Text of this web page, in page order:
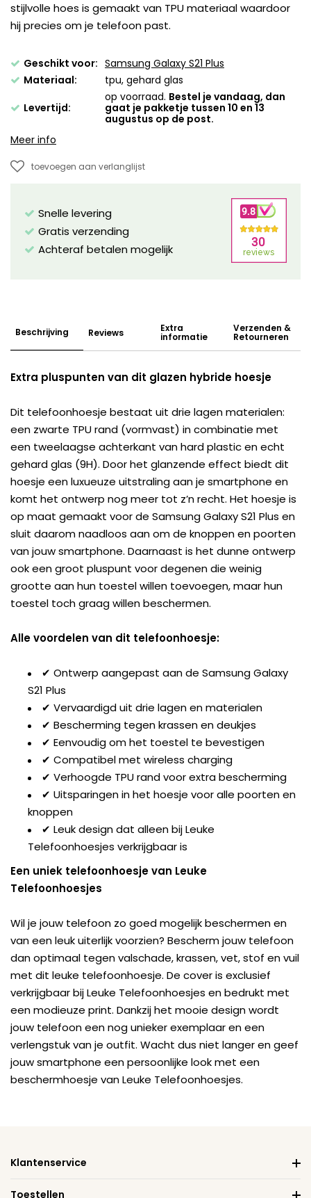
stijlvolle hoes is gemaakt van TPU materiaal waardoor
hij precies om je telefoon past.
Geschikt voor: Samsung Galaxy S21 Plus
Materiaal:
tpu, gehard glas
Levertijd:
op voorraad. Bestel je vandaag, dan
gaat je pakketje tussen 10 en 13
augustus op de post.
Meer info
toevoegen aan verlanglijst
Snelle levering
Gratis verzending
Achteraf betalen mogelijk
Beschrijving Reviews Extra
informatie
Verzenden &
Retourneren
Extra pluspunten van dit glazen hybride hoesje
Dit telefoonhoesje bestaat uit drie lagen materialen:
een zwarte TPU rand (vormvast) in combinatie met
een tweelaagse achterkant van hard plastic en echt
gehard glas (9H). Door het glanzende effect biedt dit
hoesje een luxueuze uitstraling aan je smartphone en
komt het ontwerp nog meer tot z’n recht. Het hoesje is
op maat gemaakt voor de Samsung Galaxy S21 Plus en
sluit daarom naadloos aan om de knoppen en poorten
van jouw smartphone. Daarnaast is het dunne ontwerp
ook een groot pluspunt voor degenen die weinig
grootte aan hun toestel willen toevoegen, maar hun
toestel toch graag willen beschermen.
Alle voordelen van dit telefoonhoesje:
✔ Ontwerp aangepast aan de Samsung Galaxy
S21 Plus
✔ Vervaardigd uit drie lagen en materialen
✔ Bescherming tegen krassen en deukjes
✔ Eenvoudig om het toestel te bevestigen
✔ Compatibel met wireless charging
✔ Verhoogde TPU rand voor extra bescherming
✔ Uitsparingen in het hoesje voor alle poorten en
knoppen
✔ Leuk design dat alleen bij Leuke
Telefoonhoesjes verkrijgbaar is
Een uniek telefoonhoesje van Leuke
Telefoonhoesjes
Wil je jouw telefoon zo goed mogelijk beschermen en
van een leuk uiterlijk voorzien? Bescherm jouw telefoon
dan optimaal tegen valschade, krassen, vet, stof en vuil
met dit leuke telefoonhoesje. De cover is exclusief
verkrijgbaar bij Leuke Telefoonhoesjes en bedrukt met
een modieuze print. Dankzij het mooie design wordt
jouw telefoon een nog unieker exemplaar en een
verlengstuk van je outfit. Wacht dus niet langer en geef
jouw smartphone een persoonlijke look met een
beschermhoesje van Leuke Telefoonhoesjes.
Klantenservice
Toestellen